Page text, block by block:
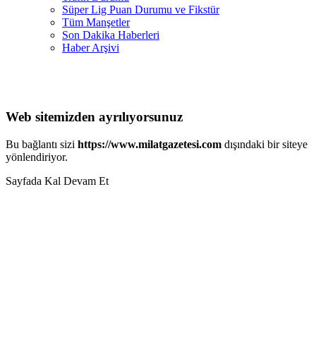
Süper Lig Puan Durumu ve Fikstür
Tüm Manşetler
Son Dakika Haberleri
Haber Arşivi
Web sitemizden ayrılıyorsunuz
Bu bağlantı sizi https://www.milatgazetesi.com dışındaki bir siteye
yönlendiriyor.
Sayfada Kal Devam Et